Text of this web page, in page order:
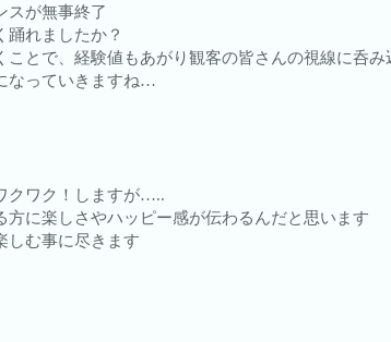
スが無事終了
踊れましたか？
とで、経験値もあがり観客の皆さんの視線に呑み
なっていきますね…
クワク！しますが…..
方に楽しさやハッピー感が伝わるんだと思います
しむ事に尽きます